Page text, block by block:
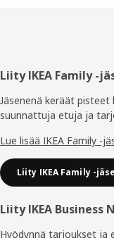
Alatunniste
Liity IKEA Family -
Jäsenenä keräät
suunnattuja etuja ja
Lue lisää IKEA Family -
Liity IKEA Family -
Liity IKEA Business
Hyödynnä tarjoukset ja